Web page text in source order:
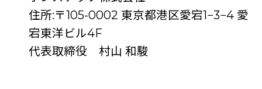
住所:〒105-0002 東京都港区愛宕1−3−4 愛
宕東洋ビル4F
代表取締役 村山 和駿